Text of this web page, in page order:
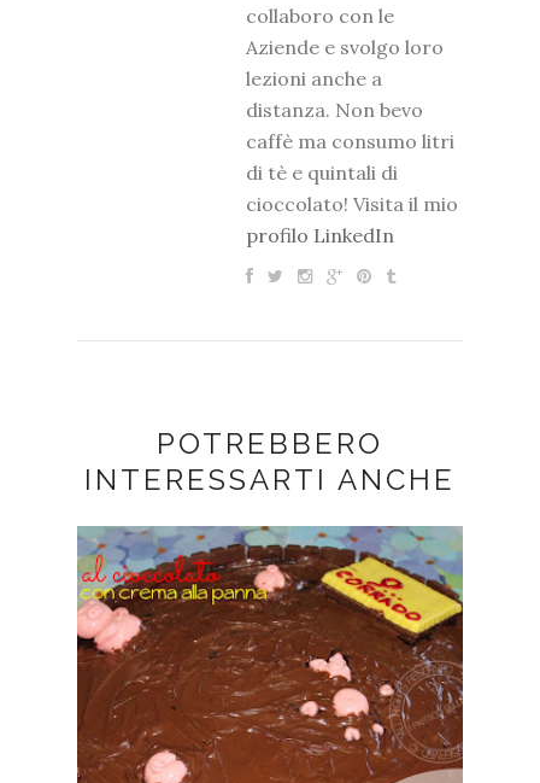
collaboro con le
Aziende e svolgo loro
lezioni anche a
distanza. Non bevo
caffè ma consumo litri
di tè e quintali di
cioccolato! Visita il mio
profilo LinkedIn
POTREBBERO
INTERESSARTI ANCHE